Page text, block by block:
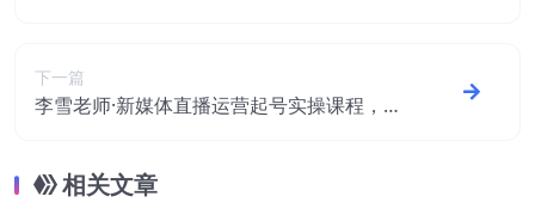
下一篇
李雪老师·新媒体直播运营起号实操课程，帮
相关文章